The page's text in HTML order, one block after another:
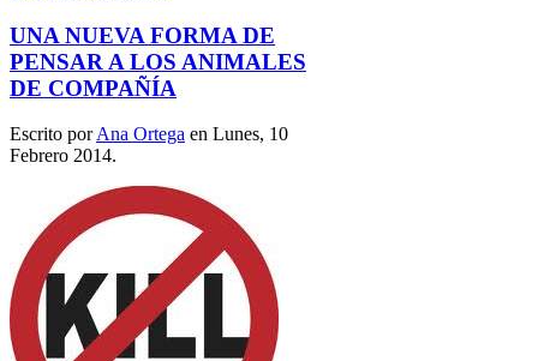
UNA NUEVA FORMA DE
PENSAR A LOS ANIMALES
DE COMPAÑÍA
Escrito porAna Ortega en Lunes, 10
Febrero 2014.